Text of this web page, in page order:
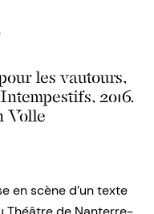
les vautours,
2016.
Volle
en scène d’un texte